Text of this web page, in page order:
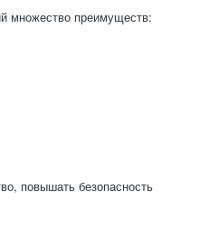
множество преимуществ:
повышать безопасность